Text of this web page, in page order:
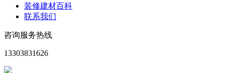
装修建材百科
联系我们
咨询服务热线
13303831626